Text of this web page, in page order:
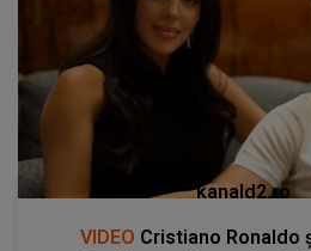
kanald2.ro
VIDEO Cristiano Ronaldo